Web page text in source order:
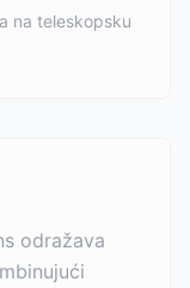
na teleskopsku
odražava